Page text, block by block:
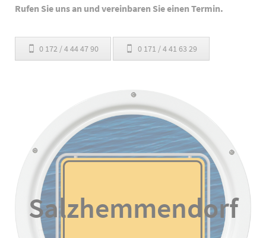
Rufen Sie uns an und vereinbaren Sie einen Termin.
0 172 / 4 44 47 90 0 171 / 4 41 63 29
Salzhemmendorf